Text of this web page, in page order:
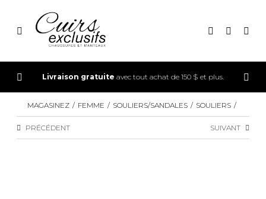
CONNEXION
INSCRIPTION
Livraison gratuite avec tout achat de 150 $ et plus.
MAGASINEZ FEMME SOULIERS/SANDALES SOULIERS
PRÉCÉDENT SUIVANT